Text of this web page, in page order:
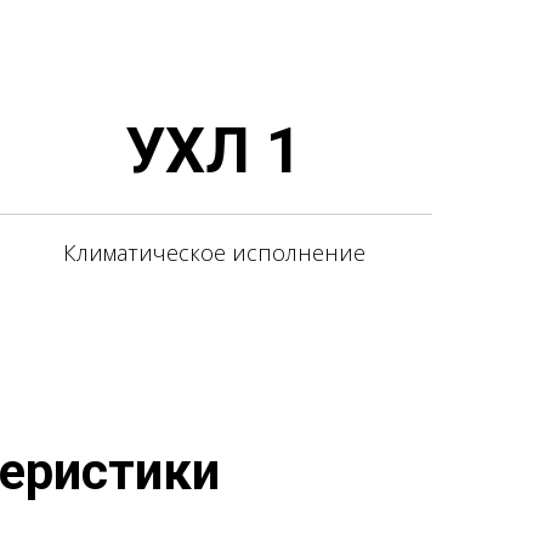
УХЛ 1
Климатическое исполнение